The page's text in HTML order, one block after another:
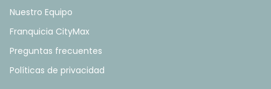
Nuestro Equipo
Franquicia CityMax
Preguntas frecuentes
Políticas de privacidad